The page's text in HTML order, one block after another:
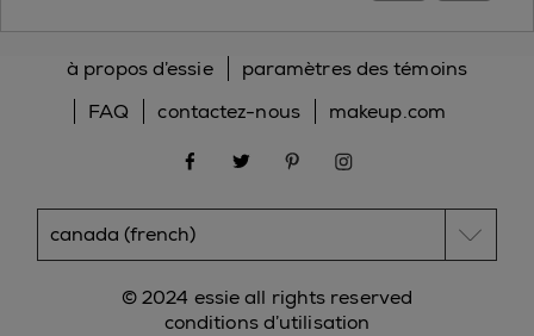
© 2024 essie all rights reserved
conditions d’utilisation
à propos d’essie
paramètres des témoins
FAQ
contactez-nous
makeup.com
facebooktwitter pinterest